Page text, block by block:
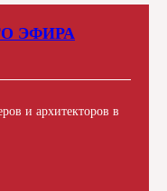
ЭФИРА
и архитекторов в